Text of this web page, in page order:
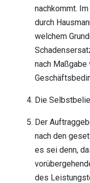
nachkommt.
durch
welchem
nach
Die
Der
nach den
es sei denn,
des